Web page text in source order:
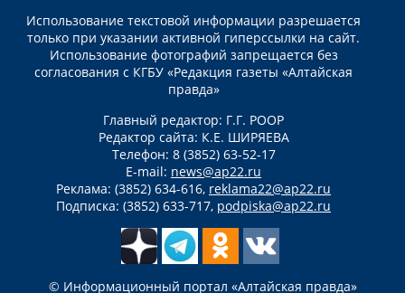
Использование текстовой информации разрешается
только при указании активной гиперссылки на сайт.
Использование фотографий запрещается без
согласования с КГБУ «Редакция газеты «Алтайская
правда»
Главный редактор: Г.Г. РООР
Редактор сайта: К.Е. ШИРЯЕВА
Телефон: 8 (3852) 63-52-17
E-mail: news@ap22.ru
Реклама: (3852) 634-616, reklama22@ap22.ru
Подписка: (3852) 633-717, podpiska@ap22.ru
© Информационный портал «Алтайская правда»